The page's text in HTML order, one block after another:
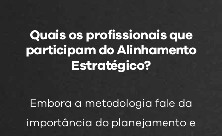
Quais os profissionais que
participam do Alinhamento
Estratégico?
Embora a metodologia fale da
importância do planejamento e